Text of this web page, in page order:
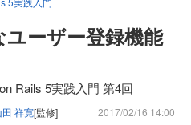
ーザー登録機能
Rails 5実践入門 第4回
田 祥寛[監修] 2017/02/16 14:00